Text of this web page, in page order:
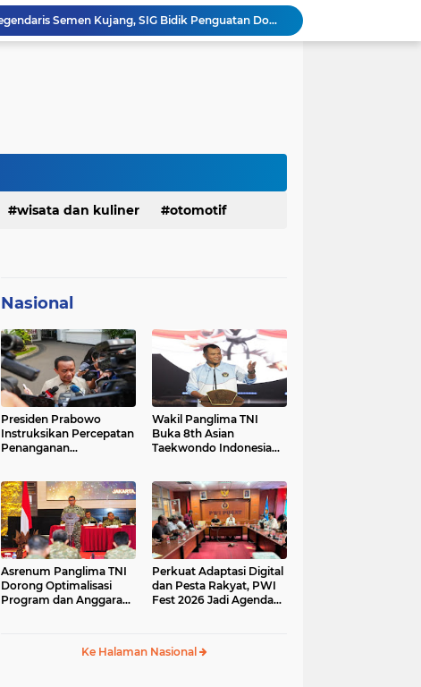
Ketua Golkar Jabar: Perjalanan Hidup Bahlil Layak Diteladani Seluruh Kader Partai
KDM Fokus Rampungkan Pemenuhan Layanan Dasar dan Konektivitas Wilayah pada 2027
Jelang Konferprov PWI Jabar, Bos Ayo Media Sambangi Rumah PWI Kota Bogor
wisata dan kuliner otomotif
Nasional
Presiden Prabowo
Instruksikan Percepatan
Penanganan
BBM
Wakil Panglima TNI
Buka 8th Asian
Taekwondo Indonesia
Asrenum Panglima TNI
Dorong Optimalisasi
Program dan Anggaran
Perkuat Adaptasi Digital
dan Pesta Rakyat, PWI
Fest 2026 Jadi Agenda
Ke Halaman Nasional